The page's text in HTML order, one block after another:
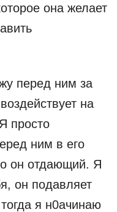
она желает
перед ним за
на
просто
ним в его
он отдающий. Я
он подавляет
я н0ачинаю